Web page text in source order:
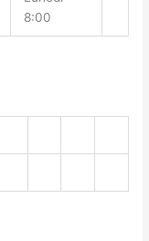
8:00